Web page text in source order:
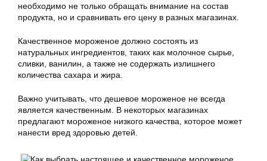
необходимо не только обращать внимание на состав
продукта, но и сравнивать его цену в разных магазинах.
Качественное мороженое должно состоять из
натуральных ингредиентов, таких как молочное сырье,
сливки, ванилин, а также не содержать излишнего
количества сахара и жира.
Важно учитывать, что дешевое мороженое не всегда
является качественным. В некоторых магазинах
предлагают мороженое низкого качества, которое может
нанести вред здоровью детей.